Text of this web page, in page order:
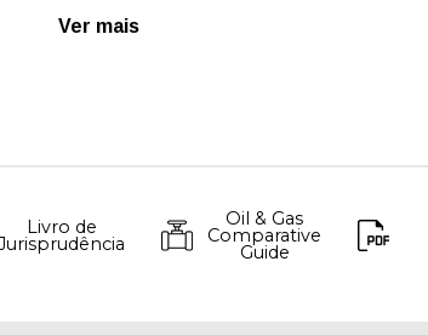
Ver mais
Livro de Oil & Gas
Comparative
Guide